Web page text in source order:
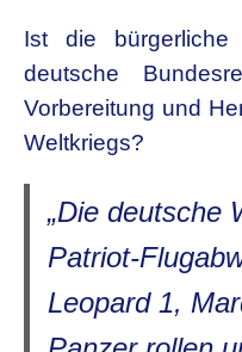
Ist die bürgerliche
deutsche
Vorbereitung und
Weltkriegs?
„Die deutsche
Patriot-
Leopard 1,